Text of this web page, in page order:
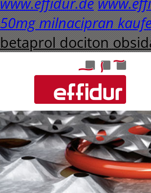
50mg milnacipran
betaprol dociton